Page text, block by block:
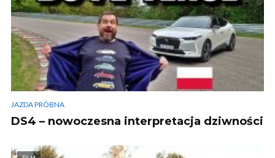
JAZDA PRÓBNA
DS4 – nowoczesna interpretacja dziwności